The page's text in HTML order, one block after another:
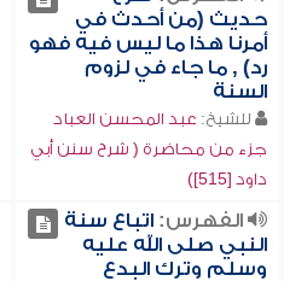
حديث (من أحدث في
أمرنا هذا ما ليس فيه فهو
رد) , ما جاء في لزوم
السنة
للشيخ: عبد المحسن العباد
جزء من محاضرة ( شرح سنن أبي
داود [515])
الفهرس:اتباع سنة
النبي صلى الله عليه
وسلم وترك البدع